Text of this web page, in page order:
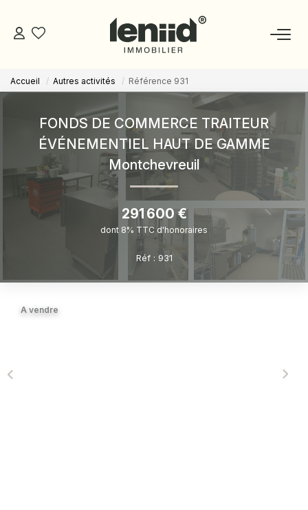
NOS BIENS
ESTIMATION
NOS CONSEILLERS
DEVENIR MANDATAIRE
ESPACE MANDATAIRE
Accueil Autres activités Référence 931
FONDS DE COMMERCE TRAITEUR
ÉVÉNEMENTIEL HAUT DE GAMME
Montchevreuil
291 600 €
dont 8% TTC d'honoraires
Réf : 931
A vendre